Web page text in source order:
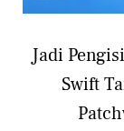
Jadi
Swift